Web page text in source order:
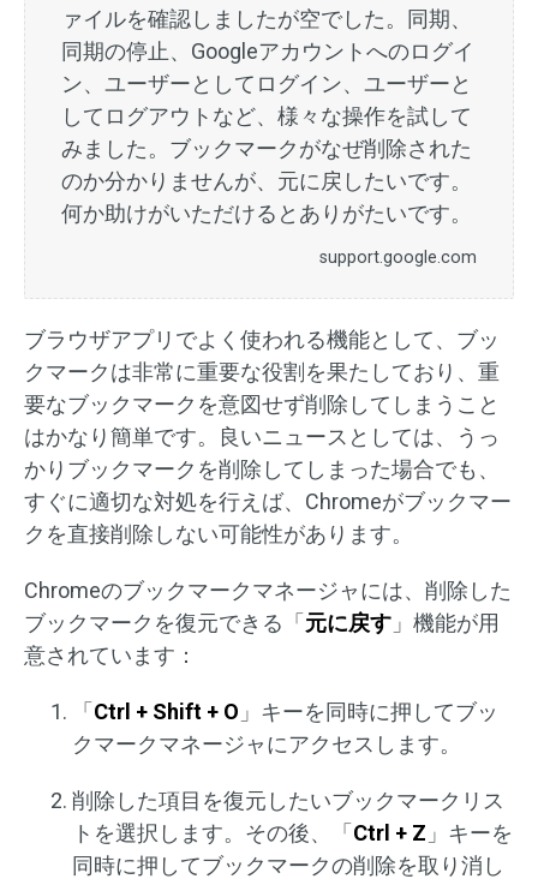
ァイルを確認しましたが空でした。同期、
同期の停止、Googleアカウントへのログイ
ン、ユーザーとしてログイン、ユーザーと
してログアウトなど、様々な操作を試して
みました。ブックマークがなぜ削除された
のか分かりませんが、元に戻したいです。
何か助けがいただけるとありがたいです。
support.google.com
ブラウザアプリでよく使われる機能として、ブッ
クマークは非常に重要な役割を果たしており、重
要なブックマークを意図せず削除してしまうこと
はかなり簡単です。良いニュースとしては、うっ
かりブックマークを削除してしまった場合でも、
すぐに適切な対処を行えば、Chromeがブックマー
クを直接削除しない可能性があります。
Chromeのブックマークマネージャには、削除した
ブックマークを復元できる「 元に戻す 」機能が用
意されています：
「 Ctrl + Shift + O 」キーを同時に押してブッ
クマークマネージャにアクセスします。
削除した項目を復元したいブックマークリス
トを選択します。その後、「 Ctrl + Z 」キーを
同時に押してブックマークの削除を取り消し